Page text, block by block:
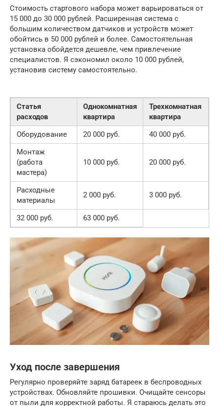
Стоимость стартового набора может варьироваться от
15 000 до 30 000 рублей. Расширенная система с
большим количеством датчиков и устройств может
обойтись в 50 000 рублей и более. Самостоятельная
установка обойдется дешевле, чем привлечение
специалистов. Я сэкономил около 10 000 рублей,
установив систему самостоятельно.
Статья
расходов
Однокомнатная
квартира
Трехкомнатная
квартира
Оборудование
20 000 руб.
40 000 руб.
Монтаж
(работа
мастера)
10 000 руб. 20 000 руб.
Расходные
материалы
2 000 руб. 3 000 руб.
32 000 руб. 63 000 руб.
Уход после завершения
Регулярно проверяйте заряд батареек в беспроводных
устройствах. Обновляйте прошивки. Очищайте сенсоры
от пыли для корректной работы. Я стараюсь делать это